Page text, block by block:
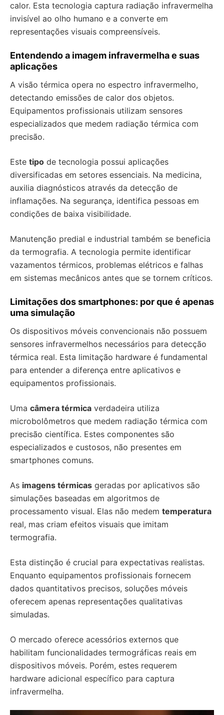
calor. Esta tecnologia captura radiação infravermelha
invisível ao olho humano e a converte em
representações visuais compreensíveis.
Entendendo a imagem infravermelha e suas
aplicações
A visão térmica opera no espectro infravermelho,
detectando emissões de calor dos objetos.
Equipamentos profissionais utilizam sensores
especializados que medem radiação térmica com
precisão.
Este tipo de tecnologia possui aplicações
diversificadas em setores essenciais. Na medicina,
auxilia diagnósticos através da detecção de
inflamações. Na segurança, identifica pessoas em
condições de baixa visibilidade.
Manutenção predial e industrial também se beneficia
da termografia. A tecnologia permite identificar
vazamentos térmicos, problemas elétricos e falhas
em sistemas mecânicos antes que se tornem críticos.
Limitações dos smartphones: por que é apenas
uma simulação
Os dispositivos móveis convencionais não possuem
sensores infravermelhos necessários para detecção
térmica real. Esta limitação hardware é fundamental
para entender a diferença entre aplicativos e
equipamentos profissionais.
Uma câmera térmica verdadeira utiliza
microbolômetros que medem radiação térmica com
precisão científica. Estes componentes são
especializados e custosos, não presentes em
smartphones comuns.
As imagens térmicas geradas por aplicativos são
simulações baseadas em algoritmos de
processamento visual. Elas não medem temperatura
real, mas criam efeitos visuais que imitam
termografia.
Esta distinção é crucial para expectativas realistas.
Enquanto equipamentos profissionais fornecem
dados quantitativos precisos, soluções móveis
oferecem apenas representações qualitativas
simuladas.
O mercado oferece acessórios externos que
habilitam funcionalidades termográficas reais em
dispositivos móveis. Porém, estes requerem
hardware adicional específico para captura
infravermelha.